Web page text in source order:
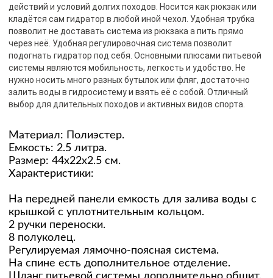
действий и условий долгих походов. Носится как рюкзак или
кладётся сам гидратор в любой иной чехол. Удобная трубка
позволит не доставать система из рюкзака а пить прямо
через неё. Удобная регулировочная система позволит
подогнать гидратор под себя. Основными плюсами питьевой
системы являются мобильность, легкость и удобство. Не
нужно носить много разных бутылок или фляг, достаточно
залить воды в гидросистему и взять её с собой. Отличный
выбор для длительных походов и активных видов спорта.
Материал: Полиэстер.
Емкость: 2.5 литра.
Размер: 44х22х2.5 см.
Характеристики:
На передней панели емкость для залива воды с
крышкой с уплотнительным кольцом.
2 ручки переноски.
8 полуколец.
Регулируемая лямочно-поясная система.
На спине есть дополнительное отделение.